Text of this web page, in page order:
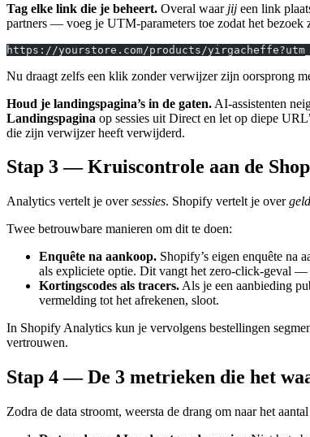
Tag elke link die je beheert. Overal waar jij een link
partners — voeg je UTM-parameters toe zodat het bezoek
https://yourstore.com/products/
Nu draagt zelfs een klik zonder verwijzer zijn oorsprong
Houd je landingspagina’s in de gaten. AI-assistenten
Landingspagina op sessies uit Direct en let op diepe
die zijn verwijzer heeft verwijderd.
Stap 3 — Kruiscontrole aan de
Analytics vertelt je oversessies. Shopify vertelt je overgeld
Twee betrouwbare manieren om dit te doen:
Enquête na aankoop. Shopify’s eigen enquête na
als expliciete optie. Dit vangt het zero-click-geval —
Kortingscodes als tracers. Als je een aanbieding
vermelding tot het afrekenen, sloot.
In Shopify Analytics kun je vervolgens bestellingen
vertrouwen.
Stap 4 — De 3 metrieken die het
Zodra de data stroomt, weersta de drang om naar het